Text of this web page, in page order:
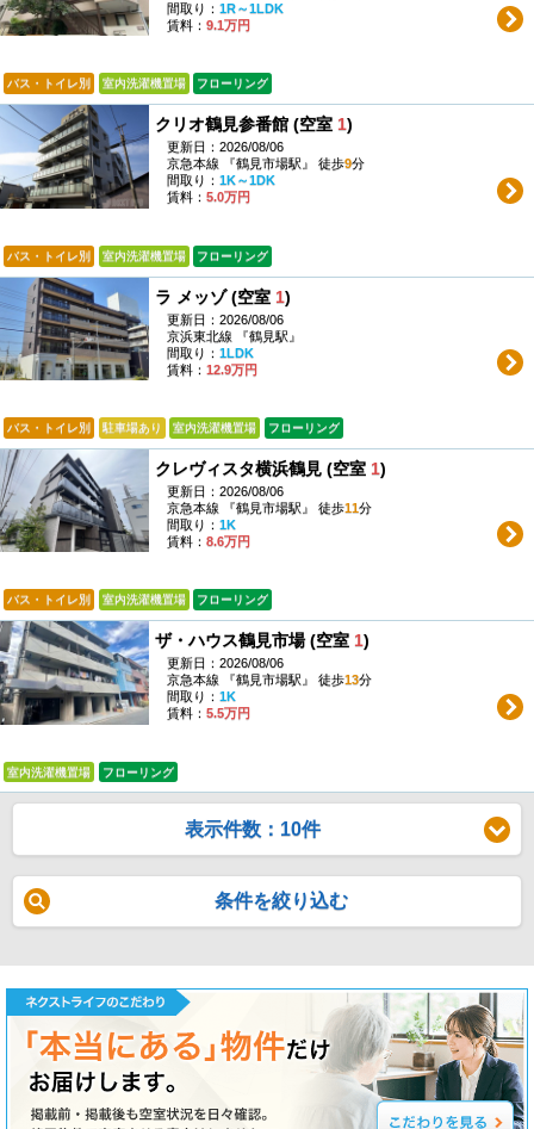
間取り： 1R～1LDK
賃料： 9.1万円
バス・トイレ別 室内洗濯機置場 フローリング
クリオ鶴見参番館 (空室 1)
更新日：2026/08/06
京急本線 『鶴見市場駅』 徒歩9分
間取り： 1K～1DK
賃料： 5.0万円
バス・トイレ別 室内洗濯機置場 フローリング
ラ メッゾ (空室 1)
更新日：2026/08/06
京浜東北線 『鶴見駅』
間取り： 1LDK
賃料： 12.9万円
バス・トイレ別 駐車場あり 室内洗濯機置場 フローリング
クレヴィスタ横浜鶴見 (空室 1)
更新日：2026/08/06
京急本線 『鶴見市場駅』 徒歩11分
間取り： 1K
賃料： 8.6万円
バス・トイレ別 室内洗濯機置場 フローリング
ザ・ハウス鶴見市場 (空室 1)
更新日：2026/08/06
京急本線 『鶴見市場駅』 徒歩13分
間取り： 1K
賃料： 5.5万円
室内洗濯機置場 フローリング
表示件数：10件
条件を絞り込む